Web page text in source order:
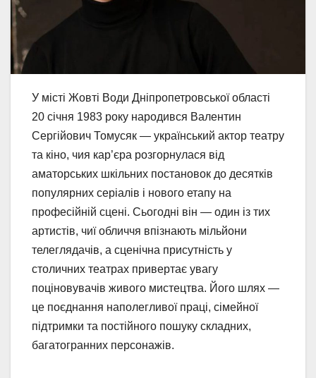
У місті Жовті Води Дніпропетровської області
20 січня 1983 року народився Валентин
Сергійович Томусяк — український актор театру
та кіно, чия кар’єра розгорнулася від
аматорських шкільних постановок до десятків
популярних серіалів і нового етапу на
професійній сцені. Сьогодні він — один із тих
артистів, чиї обличчя впізнають мільйони
телеглядачів, а сценічна присутність у
столичних театрах привертає увагу
поціновувачів живого мистецтва. Його шлях —
це поєднання наполегливої праці, сімейної
підтримки та постійного пошуку складних,
багатогранних персонажів.